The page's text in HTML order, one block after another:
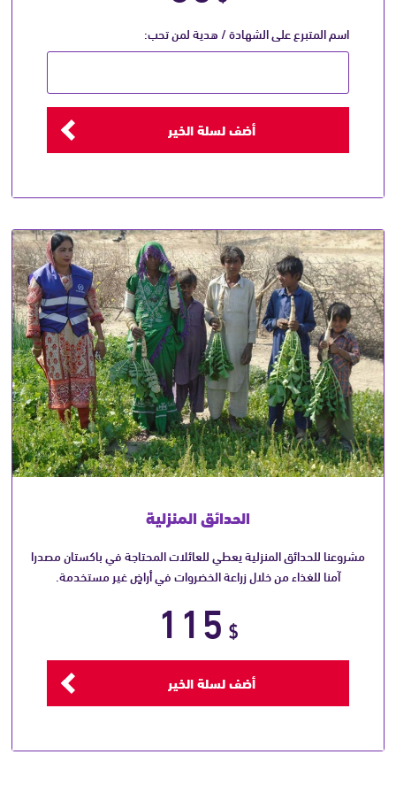
اسم المتبرع على الشهادة / هدية لمن تحب:
أضف لسلة الخير
الحدائق المنزلية
مشروعنا للحدائق المنزلية يعطي للعائلات المحتاجة في باكستان مصدرا
آمنا للغذاء من خلال زراعة الخضروات في أراضٍ غير مستخدمة.
$
115
أضف لسلة الخير